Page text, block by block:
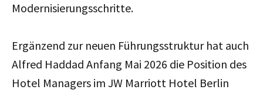
Modernisierungsschritte.
Ergänzend zur neuen Führungsstruktur hat auch
Alfred Haddad Anfang Mai 2026 die Position des
Hotel Managers im JW Marriott Hotel Berlin